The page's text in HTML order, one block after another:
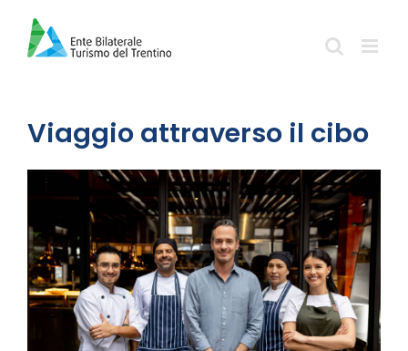
contenuto
Viaggio attraverso il cibo